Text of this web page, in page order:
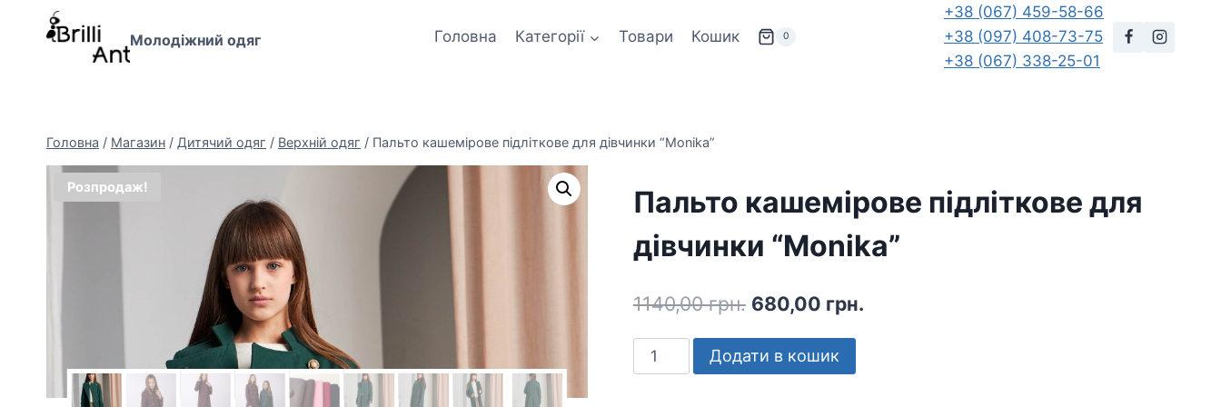
Перейти
Молодіжний одяг Головна Категорії Товари Кошик 0
+38 (067) 459-58-66
+38 (097) 408-73-75
+38 (067) 338-25-01
Головна / Магазин / Дитячий одяг / Верхній одяг / Пальто кашемірове підліткове для дівчинки “Monika”
Розпродаж!
Пальто кашемірове підліткове для
дівчинки “Monika”
1140,00грн. Оригінальна
ціна:
1140,00 грн..
680,00 грн.Поточна
Пальто
кашемірове
Додати в кошик